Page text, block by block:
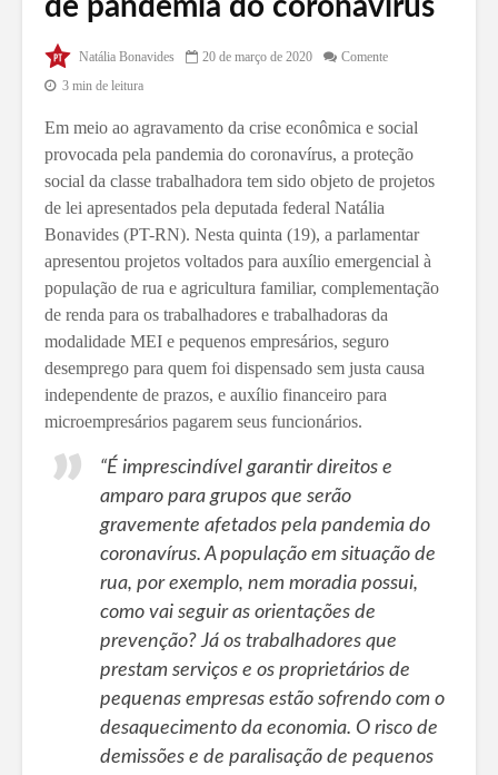
de pandemia do coronavírus
Natália Bonavides 20 de março de 2020
Comente
3 min de leitura
Em meio ao agravamento da crise econômica e social
provocada pela pandemia do coronavírus, a proteção
social da classe trabalhadora tem sido objeto de projetos
de lei apresentados pela deputada federal Natália
Bonavides (PT-RN). Nesta quinta (19), a parlamentar
apresentou projetos voltados para auxílio emergencial à
população de rua e agricultura familiar, complementação
de renda para os trabalhadores e trabalhadoras da
modalidade MEI e pequenos empresários, seguro
desemprego para quem foi dispensado sem justa causa
independente de prazos, e auxílio financeiro para
microempresários pagarem seus funcionários.
“É imprescindível garantir direitos e
amparo para grupos que serão
gravemente afetados pela pandemia do
coronavírus. A população em situação de
rua, por exemplo, nem moradia possui,
como vai seguir as orientações de
prevenção? Já os trabalhadores que
prestam serviços e os proprietários de
pequenas empresas estão sofrendo com o
desaquecimento da economia. O risco de
demissões e de paralisação de pequenos